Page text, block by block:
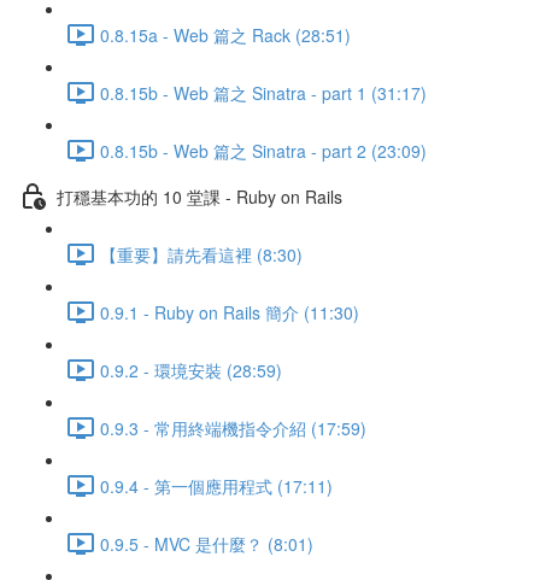
0.8.15a - Web 篇之 Rack (28:51)
0.8.15b - Web 篇之 Sinatra - part 1 (31:17)
0.8.15b - Web 篇之 Sinatra - part 2 (23:09)
打穩基本功的 10 堂課 - Ruby on Rails
【重要】請先看這裡 (8:30)
0.9.1 - Ruby on Rails 簡介 (11:30)
0.9.2 - 環境安裝 (28:59)
0.9.3 - 常用終端機指令介紹 (17:59)
0.9.4 - 第一個應用程式 (17:11)
0.9.5 - MVC 是什麼？ (8:01)